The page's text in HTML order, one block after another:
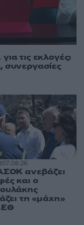
τις εκλογές:
07.08.26
ανεβάζει
και ο
τη «μάχη»